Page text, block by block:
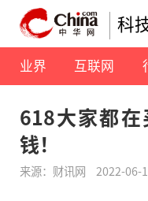
科
业界 互联网
618大家都
钱！
来源：财讯网 2022-06-